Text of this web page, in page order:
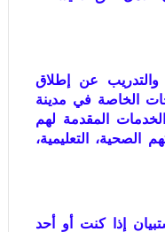
عن إطلاق
الخاصة في مدينة
المقدمة لهم
الصحية، التعليمية،
إذا كنت أو أحد